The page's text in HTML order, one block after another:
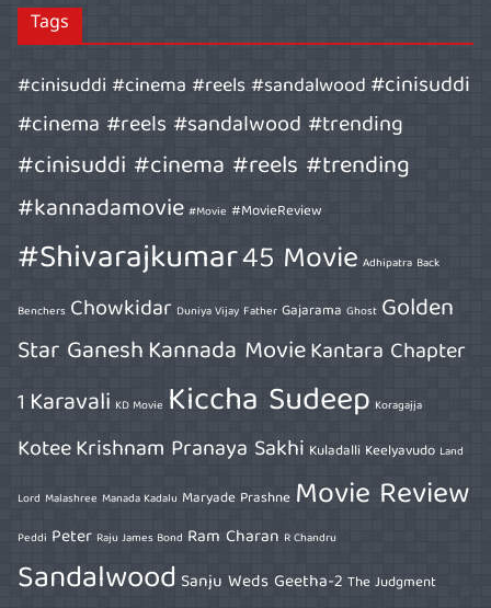
Tags
#cinisuddi #cinema #reels #sandalwood#cinisuddi
#cinema #reels #sandalwood #trending
#cinisuddi #cinema #reels #trending
#kannadamovie #Movie #MovieReview
#Shivarajkumar45 Movie Adhipatra Back
Benchers Chowkidar Duniya Vijay Father Gajarama Ghost Golden
Star GaneshKannada MovieKantara Chapter
1 Karavali KD Movie Kiccha Sudeep Koragajja
KoteeKrishnam Pranaya Sakhi Kuladalli Keelyavudo Land
Lord Malashree Manada Kadalu Maryade Prashne Movie Review
Peddi Peter Raju James Bond Ram Charan R Chandru
Sandalwood Sanju Weds Geetha-2 The Judgment